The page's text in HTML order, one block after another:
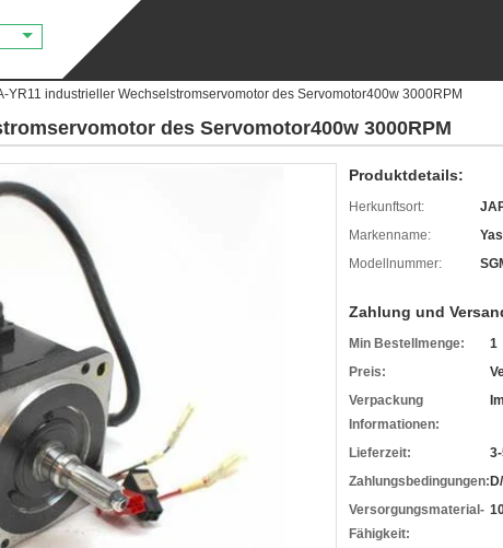
YR11 industrieller Wechselstromservomotor des Servomotor400w 3000RPM
des Servomotor400w 3000RPM
Produktdetails:
Herkunftsort:
Markenname:
Modellnummer:
Zahlung und
Min Bestellmenge:
1
Preis:
Verpackung
Informationen:
Lieferzeit:
Zahlungsbedingungen:
Versorgungsmaterial-
Fähigkeit: